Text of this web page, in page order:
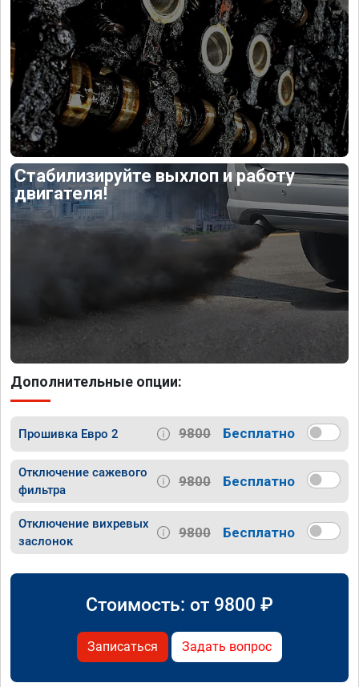
Стабилизируйте выхлоп и работу
двигателя!
Дополнительные опции:
Прошивка Евро 2 9800 Бесплатно
Отключение сажевого
фильтра
9800 Бесплатно
Отключение вихревых
заслонок
9800 Бесплатно
Стоимость: от 9800 ₽
Записаться Задать вопрос